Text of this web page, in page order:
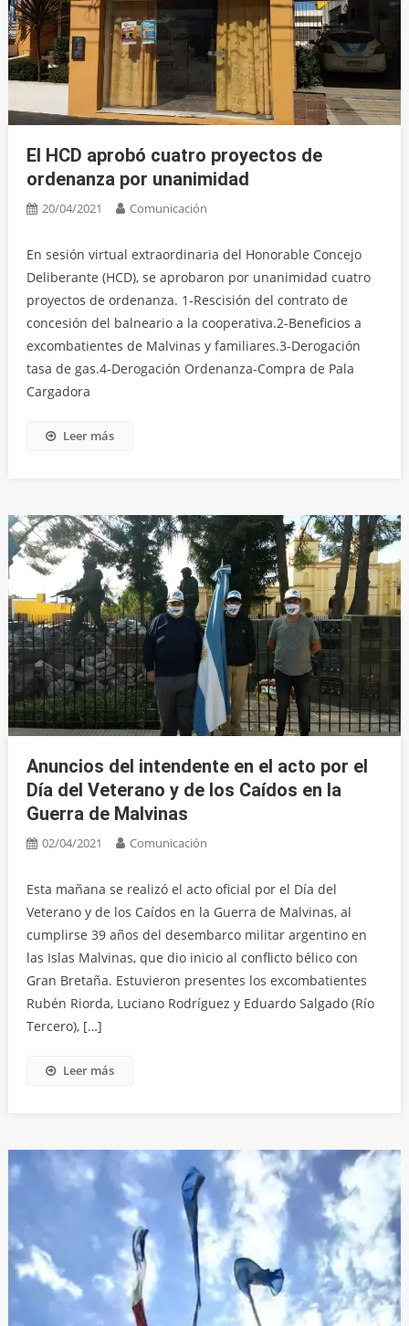
El HCD aprobó cuatro proyectos de
ordenanza por unanimidad
20/04/2021 Comunicación
En sesión virtual extraordinaria del Honorable Concejo
Deliberante (HCD), se aprobaron por unanimidad cuatro
proyectos de ordenanza. 1-Rescisión del contrato de
concesión del balneario a la cooperativa.2-Beneficios a
excombatientes de Malvinas y familiares.3-Derogación
tasa de gas.4-Derogación Ordenanza-Compra de Pala
Cargadora
Leer más
Anuncios del intendente en el acto por el
Día del Veterano y de los Caídos en la
Guerra de Malvinas
02/04/2021 Comunicación
Esta mañana se realizó el acto oficial por el Día del
Veterano y de los Caídos en la Guerra de Malvinas, al
cumplirse 39 años del desembarco militar argentino en
las Islas Malvinas, que dio inicio al conflicto bélico con
Gran Bretaña. Estuvieron presentes los excombatientes
Rubén Riorda, Luciano Rodríguez y Eduardo Salgado (Río
Tercero), […]
Leer más